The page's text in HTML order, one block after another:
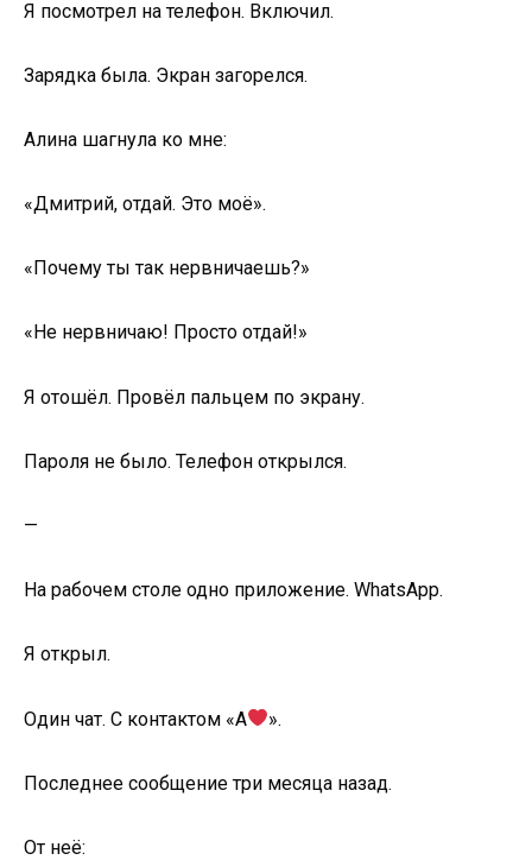
Я посмотрел на телефон. Включил.
Зарядка была. Экран загорелся.
Алина шагнула ко мне:
«Дмитрий, отдай. Это моё».
«Почему ты так нервничаешь?»
«Не нервничаю! Просто отдай!»
Я отошёл. Провёл пальцем по экрану.
Пароля не было. Телефон открылся.
—
На рабочем столе одно приложение. WhatsApp.
Я открыл.
Один чат. С контактом «А ».
Последнее сообщение три месяца назад.
От неё: